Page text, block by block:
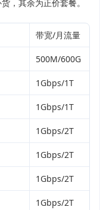
，其余为正价套餐。
带宽/月流量
500M/600G
1Gbps/1T
1Gbps/1T
1Gbps/2T
1Gbps/2T
1Gbps/2T
1Gbps/2T